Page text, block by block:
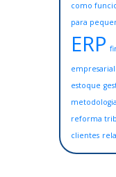
como
para
ERP
empresarial
estoque
reforma
clientes